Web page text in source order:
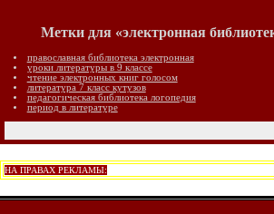
Метки для «электронная
православная библиотека электронная
уроки литературы в 9 классе
чтение электронных книг голосом
литература 7 класс кутузов
педагогическая библиотека логопедия
период в литературе
НА ПРАВАХ РЕКЛАМЫ: